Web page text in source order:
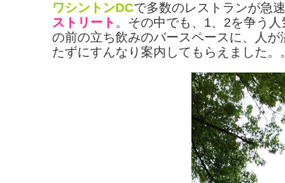
ワシントンDCで多数のレストランが急
ストリート 。その中でも、1、2を争う人
の前の立ち飲みのバースペースに、人
たずにすんなり案内してもらえました。